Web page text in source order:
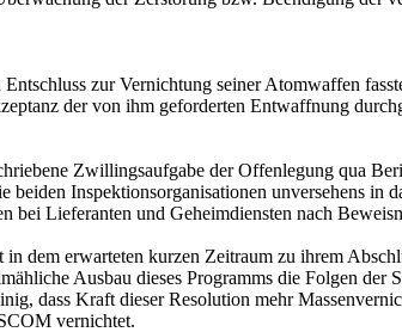
zur Vernichtung seiner Atomwaffen
der von ihm geforderten Entwaffnung
Zwillingsaufgabe der Offenlegung qua
beiden Inspektionsorganisationen unversehens
bei Lieferanten und Geheimdiensten nach
dem erwarteten kurzen Zeitraum zu ihrem
Ausbau dieses Programms die Folgen
dass Kraft dieser Resolution mehr
vernichtet.